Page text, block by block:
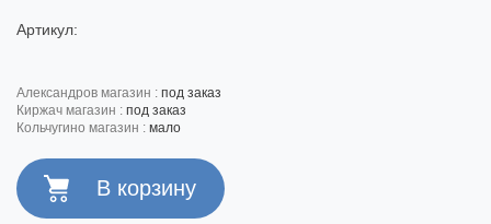
Артикул:
александров магазин : под заказ
киржач магазин : под заказ
кольчугино магазин : мало